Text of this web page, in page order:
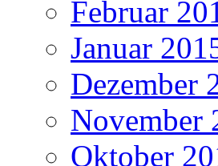
Februar
Januar
Dezember
November
Oktober